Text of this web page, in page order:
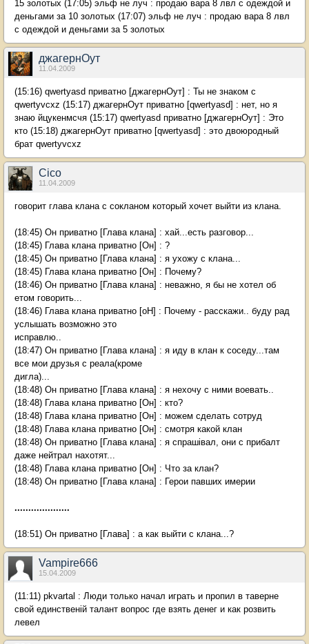
15 золотых (17:05) эльф не луч : продаю вара 8 лвл с одеждой и
деньгами за 10 золотых (17:07) эльф не луч : продаю вара 8 лвл
с одеждой и деньгами за 5 золотых
джагернОут
11.04.2009
(15:16) qwertyasd приватно [джагернОут] : Ты не знаком с
qwertyvcxz (15:17) джагернОут приватно [qwertyasd] : нет, но я
знаю йцукенмсчя (15:17) qwertyasd приватно [джагернОут] : Это
кто (15:18) джагернОут приватно [qwertyasd] : это двоюродный
брат qwertyvcxz
Cico
11.04.2009
говорит глава клана с сокланом который хочет выйти из клана.
(18:45) Он приватно [Глава клана] : хай...есть разговор...
(18:45) Глава клана приватно [Он] : ?
(18:45) Он приватно [Глава клана] : я ухожу с клана...
(18:45) Глава клана приватно [Он] : Почему?
(18:46) Он приватно [Глава клана] : неважно, я бы не хотел об
етом говорить...
(18:46) Глава клана приватно [оН] : Почему - расскажи.. буду рад
услышать возможно это
исправлю..
(18:47) Он приватно [Глава клана] : я иду в клан к соседу...там
все мои друзья с реала(кроме
дигла)...
(18:48) Он приватно [Глава клана] : я нехочу с ними воевать..
(18:48) Глава клана приватно [Он] : кто?
(18:48) Глава клана приватно [Он] : можем сделать сотруд
(18:48) Глава клана приватно [Он] : смотря какой клан
(18:48) Он приватно [Глава клана] : я спрашівал, они с прибалт
даже нейтрал нахотят...
(18:48) Глава клана приватно [Он] : Что за клан?
(18:48) Он приватно [Глава клана] : Герои павших имерии
....................
(18:51) Он приватно [Глава] : а как выйти с клана...?
Vampire666
15.04.2009
(11:11) pkvartal : Люди только начал играть и пропил в таверне
свой единственій талант вопрос где взять денег и как розвить
левел